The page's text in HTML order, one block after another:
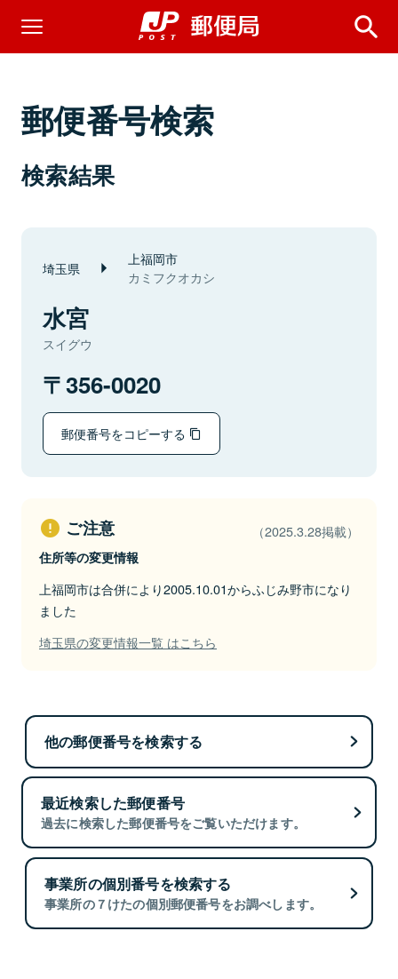
郵便番号検索
検索結果
埼玉県 上福岡市
カミフクオカシ
水宮
スイグウ
356-0020
郵便番号をコピーする
ご注意 （2025.3.28掲載）
住所等の変更情報
上福岡市は合併により2005.10.01からふじみ野市になり
ました
埼玉県の変更情報一覧 はこちら
他の郵便番号を検索する
最近検索した郵便番号
過去に検索した郵便番号をご覧いただけます。
事業所の個別番号を検索する
事業所の７けたの個別郵便番号をお調べします。